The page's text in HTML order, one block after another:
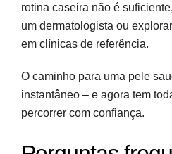
rotina caseira não é
um dermatologista ou
em clínicas de referência.
O caminho para uma pele
instantâneo – e agora tem
percorrer com confiança.